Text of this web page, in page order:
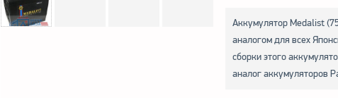
Аккумулятор Medalist
аналогом для всех
сборки этого
аналог аккумуляторов